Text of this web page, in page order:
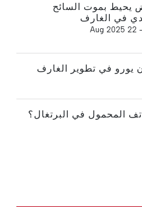
يحيط بموت السائح
في الغارف
22 Aug 2025
المحمول في البرتغال؟